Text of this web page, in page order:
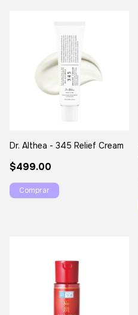
Dr. Althea - 345 Relief Cream
$499.00